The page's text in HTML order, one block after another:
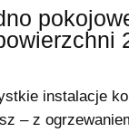
instalacje
– z